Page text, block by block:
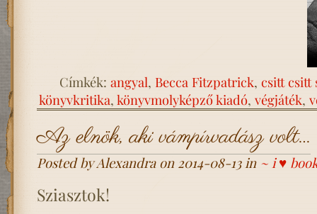
Címkék: angyal, Becca Fitzpatrick, csitt csitt
könyvkritika, könyvmolyképző kiadó, végjáték,
Az elnök, aki vámpírvadász volt…
Posted by Alexandra on 2014-08-13 in ~ i ♥
Sziasztok!